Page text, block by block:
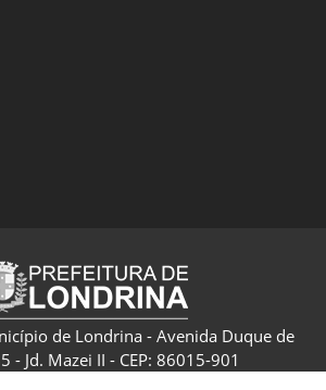
de Londrina - Avenida Duque de
- Jd. Mazei II - CEP: 86015-901